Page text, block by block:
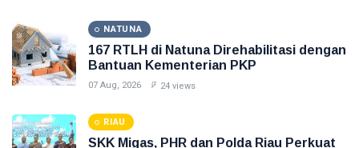
NATUNA
167 RTLH di Natuna Direhabilitasi dengan
Bantuan Kementerian PKP
07 Aug, 2026 24 views
RIAU
SKK Migas, PHR dan Polda Riau Perkuat